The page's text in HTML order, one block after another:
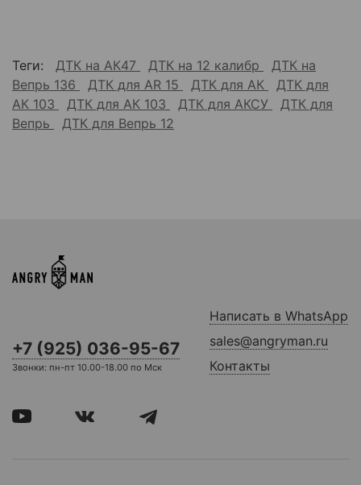
Теги: ДТК на АК47 ДТК на 12 калибр
ДТК на
Вепрь 136
ДТК для AR 15 ДТК для АК
ДТК для
АК 103
ДТК для АК 103 ДТК для АКСУ
ДТК для
Вепрь
ДТК для Вепрь 12
+7 (925) 036-95-67
Звонки: пн-пт 10.00-18.00 по Мск
Написать в WhatsApp
sales@angryman.ru
Контакты